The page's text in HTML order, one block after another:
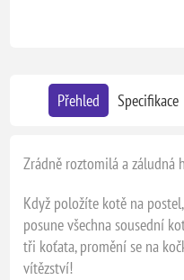
Přehled Specifikace
Zrádně roztomilá a záludná
Když položíte kotě na
posune všechna sousední
tři koťata, promění se na
vítězství!